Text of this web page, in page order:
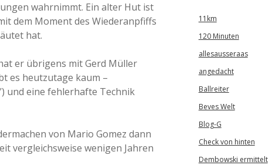
wahrnimmt. Ein alter Hut ist
dem Moment des Wiederanpfiffs
hat.
er übrigens mit Gerd Müller
es heutzutage kaum –
und eine fehlerhafte Technik
von Mario Gomez dann
vergleichsweise wenigen Jahren
11km
120 Minuten
allesausseraas
angedacht
Ballreiter
Beves Welt
Blog-G
Check von hinten
Dembowski ermittelt